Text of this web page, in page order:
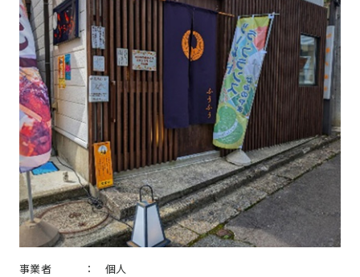
事業者 ：個人